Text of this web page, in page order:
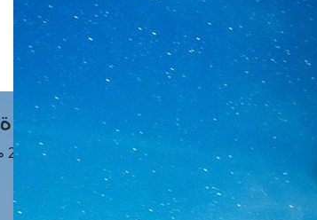
الفتوى الهاتفية
مَواقِيتُ الصَّـــلاة
القاهرة · 06 أغسطس 2026 م
4 :40